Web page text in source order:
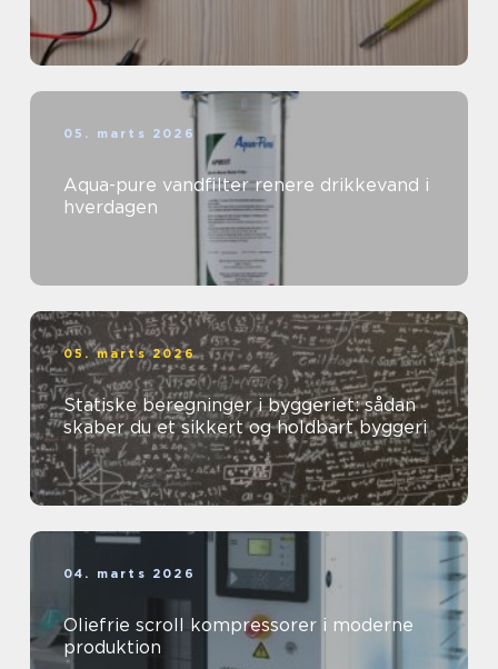
05. marts 2026
Aqua-pure vandfilter renere drikkevand i
hverdagen
05. marts 2026
Statiske beregninger i byggeriet: sådan
skaber du et sikkert og holdbart byggeri
04. marts 2026
Oliefrie scroll kompressorer i moderne
produktion